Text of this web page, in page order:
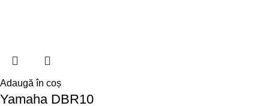
Adaugă în coș
Yamaha DBR10